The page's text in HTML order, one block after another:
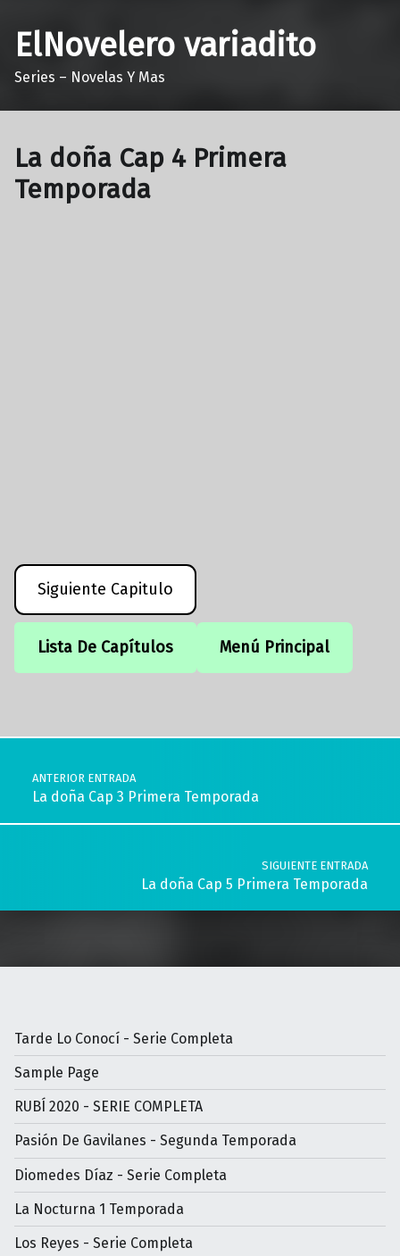
ElNovelero variadito
Series – Novelas Y Mas
La doña Cap 4 Primera
Temporada
Siguiente Capitulo
Lista De Capítulos Menú Principal
Navegación de entradas
ANTERIOR ENTRADA
La doña Cap 3 Primera Temporada
SIGUIENTE ENTRADA
La doña Cap 5 Primera Temporada
Tarde Lo Conocí - Serie Completa
Sample Page
RUBÍ 2020 - SERIE COMPLETA
Pasión De Gavilanes - Segunda Temporada
Diomedes Díaz - Serie Completa
La Nocturna 1 Temporada
Los Reyes - Serie Completa